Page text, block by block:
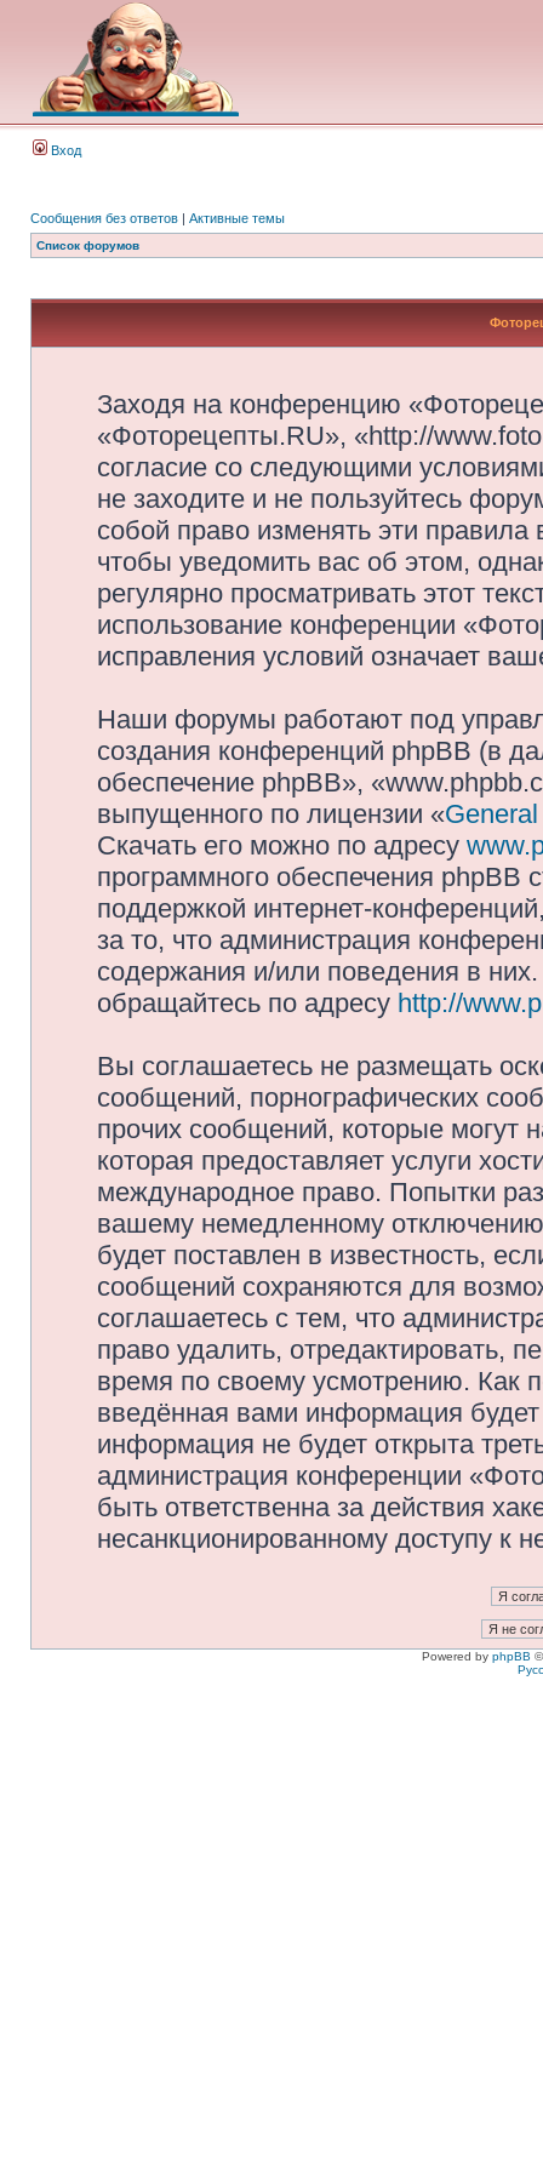
Вход
Сообщения без ответов | Активные темы
Список форумов
Заходя на конференцию
«Фоторецепты.RU», «http://
согласие со следующими
не заходите и не пользуйтесь
собой право изменять эти
чтобы уведомить вас об этом,
регулярно просматривать этот
использование конференции
исправления условий означает
Наши форумы работают под
создания конференций phpBB (в
обеспечение phpBB»,
выпущенного по лицензии «
Скачать его можно по адресу
программного обеспечения phpBB
поддержкой интернет-
за то, что администрация
содержания и/или поведения в
обращайтесь по адресу http://
Вы соглашаетесь не размещать
сообщений, порнографических
прочих сообщений, которые могут
которая предоставляет услуги
международное право. Попытки
вашему немедленному
будет поставлен в известность,
сообщений сохраняются для
соглашаетесь с тем, что
право удалить, отредактировать,
время по своему усмотрению. Как
введённая вами информация
информация не будет открыта
администрация конференции
быть ответственна за действия
несанкционированному доступу к
Powered by phpBB